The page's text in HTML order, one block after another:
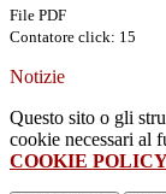
File PDF
Contatore click: 15
Notizie
Questo sito o gli
cookie necessari al
COOKIE